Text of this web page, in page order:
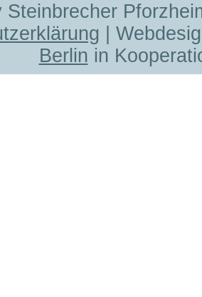
Steinbrecher
|
Berlin in